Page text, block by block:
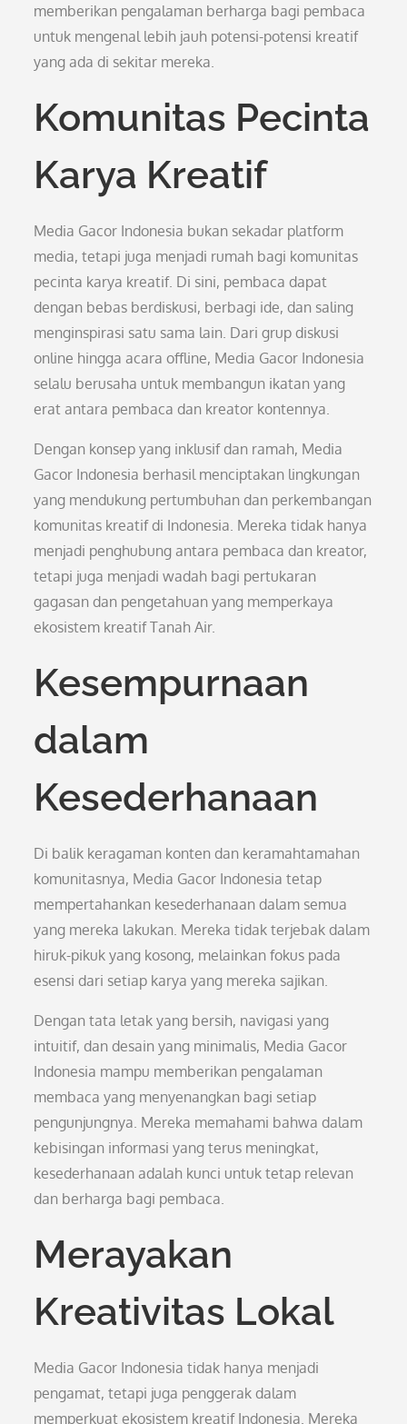
memberikan pengalaman berharga bagi pembaca
untuk mengenal lebih jauh potensi-potensi kreatif
yang ada di sekitar mereka.
Komunitas Pecinta
Karya Kreatif
Media Gacor Indonesia bukan sekadar platform
media, tetapi juga menjadi rumah bagi komunitas
pecinta karya kreatif. Di sini, pembaca dapat
dengan bebas berdiskusi, berbagi ide, dan saling
menginspirasi satu sama lain. Dari grup diskusi
online hingga acara offline, Media Gacor Indonesia
selalu berusaha untuk membangun ikatan yang
erat antara pembaca dan kreator kontennya.
Dengan konsep yang inklusif dan ramah, Media
Gacor Indonesia berhasil menciptakan lingkungan
yang mendukung pertumbuhan dan perkembangan
komunitas kreatif di Indonesia. Mereka tidak hanya
menjadi penghubung antara pembaca dan kreator,
tetapi juga menjadi wadah bagi pertukaran
gagasan dan pengetahuan yang memperkaya
ekosistem kreatif Tanah Air.
Kesempurnaan
dalam
Kesederhanaan
Di balik keragaman konten dan keramahtamahan
komunitasnya, Media Gacor Indonesia tetap
mempertahankan kesederhanaan dalam semua
yang mereka lakukan. Mereka tidak terjebak dalam
hiruk-pikuk yang kosong, melainkan fokus pada
esensi dari setiap karya yang mereka sajikan.
Dengan tata letak yang bersih, navigasi yang
intuitif, dan desain yang minimalis, Media Gacor
Indonesia mampu memberikan pengalaman
membaca yang menyenangkan bagi setiap
pengunjungnya. Mereka memahami bahwa dalam
kebisingan informasi yang terus meningkat,
kesederhanaan adalah kunci untuk tetap relevan
dan berharga bagi pembaca.
Merayakan
Kreativitas Lokal
Media Gacor Indonesia tidak hanya menjadi
pengamat, tetapi juga penggerak dalam
memperkuat ekosistem kreatif Indonesia. Mereka